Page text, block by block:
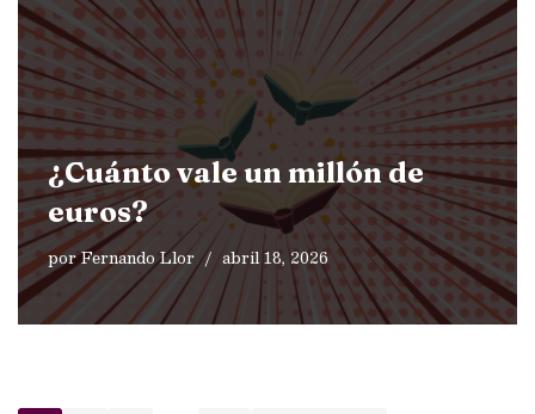
¿Cuánto vale un millón de
euros?
porFernando Llor abril 18, 2026